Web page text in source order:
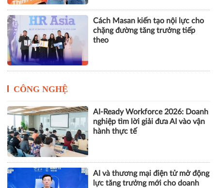
Cách Masan kiến tạo nội lực cho
chặng đường tăng trưởng tiếp
theo
CÔNG NGHỆ
AI-Ready Workforce 2026: Doanh
nghiệp tìm lời giải đưa AI vào vận
hành thực tế
AI và thương mại điện tử mở động
lực tăng trưởng mới cho doanh